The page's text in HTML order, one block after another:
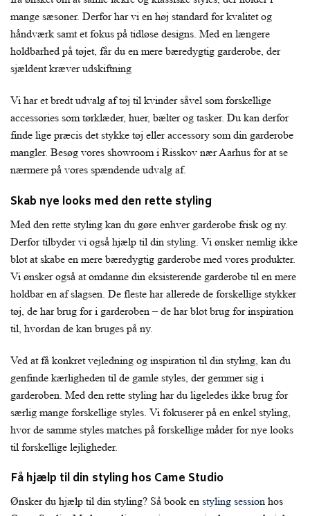
mange sæsoner. Derfor har vi en høj standard for kvalitet og
håndværk samt et fokus på tidløse designs. Med en længere
holdbarhed på tøjet, får du en mere bæredygtig garderobe, der
sjældent kræver udskiftning
Vi har et bredt udvalg af tøj til kvinder såvel som forskellige
accessories som tørklæder, huer, bælter og tasker. Du kan derfor
finde lige præcis det stykke tøj eller accessory som din garderobe
mangler. Besøg vores showroom i Risskov nær Aarhus for at se
nærmere på vores spændende udvalg af.
Skab nye looks med den rette styling
Med den rette styling kan du gøre enhver garderobe frisk og ny.
Derfor tilbyder vi også hjælp til din styling. Vi ønsker nemlig ikke
blot at skabe en mere bæredygtig garderobe med vores produkter.
Vi ønsker også at omdanne din eksisterende garderobe til en mere
holdbar en af slagsen. De fleste har allerede de forskellige stykker
tøj, de har brug for i garderoben – de har blot brug for inspiration
til, hvordan de kan bruges på ny.
Ved at få konkret vejledning og inspiration til din styling, kan du
genfinde kærligheden til de gamle styles, der gemmer sig i
garderoben. Med den rette styling har du ligeledes ikke brug for
særlig mange forskellige styles. Vi fokuserer på en enkel styling,
hvor de samme styles matches på forskellige måder for nye looks
til forskellige lejligheder.
Få hjælp til din styling hos Came Studio
Ønsker du hjælp til din styling? Så book en styling session hos